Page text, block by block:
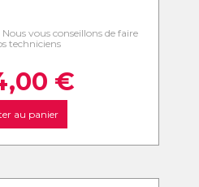
vous conseillons de faire
techniciens
€
au panier